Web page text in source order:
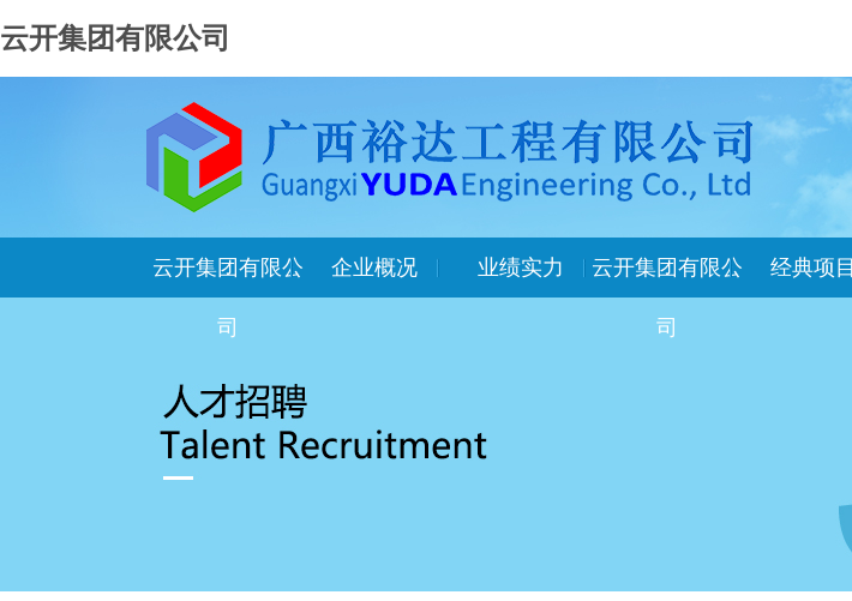
云开集团有限公司
云开集团有限公
司
企业概况 业绩实力 云开集团有限公
司
经典项目